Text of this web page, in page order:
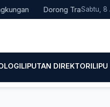
Dorong Transisi Energi di
Sabtu, 8
LIPUTAN DIREKTORI